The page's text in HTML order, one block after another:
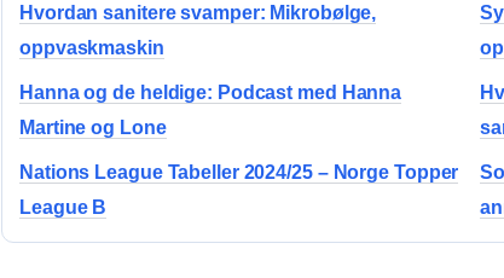
Hvordan sanitere svamper: Mikrobølge,
oppvaskmaskin
Hanna og de heldige: Podcast med Hanna
Martine og Lone
Nations League Tabeller 2024/25 – Norge Topper
League B